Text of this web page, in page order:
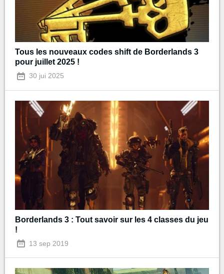
Tous les nouveaux codes shift de Borderlands 3
pour juillet 2025 !
30 jui 2025
Borderlands 3 : Tout savoir sur les 4 classes du jeu
!
13 sep 2019